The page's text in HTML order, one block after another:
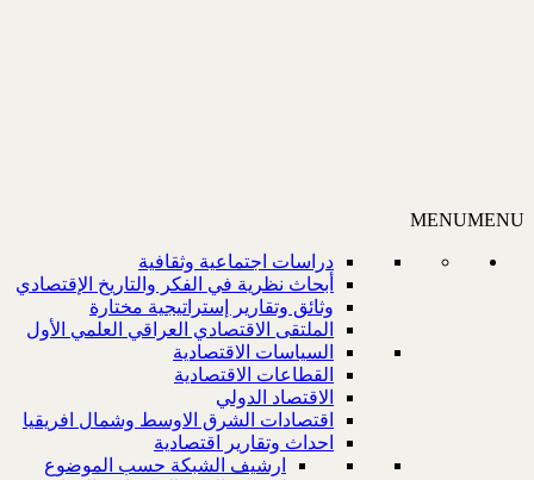
MENUMENU
دراسات اجتماعية وثقافية
أبحاث نظرية في الفكر والتاريخ الإقتصادي
وثائق وتقارير إستراتيجية مختارة
الملتقى الاقتصادي العراقي العلمي الأول
السياسات الاقتصادية
القطاعات الاقتصادية
الاقتصاد الدولي
اقتصادات الشرق الاوسط وشمال افريقيا
احداث وتقارير اقتصادية
ارشيف الشبكة حسب الموضوع